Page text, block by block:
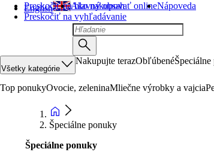
Preskočiť na hlavný obsah
Preskočiť na vyhľadávanie
English Ako nakupovať onlineNápoveda
Všetky kategórie
Nakupujte terazObľúbené
Top ponukyOvocie, zeleninaMliečne výrobky a vajcia
Špeciálne ponuky
Špeciálne ponuky